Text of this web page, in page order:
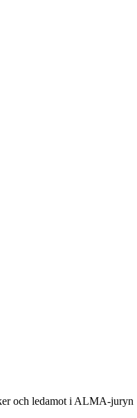
och ledamot i ALMA-juryn